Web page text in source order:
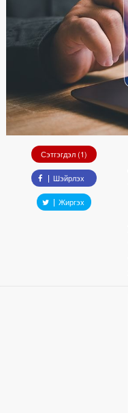
Сэтгэгдэл (1)
Шэйрлэх
Жиргэх